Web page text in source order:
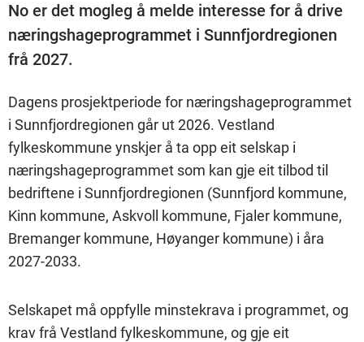
No er det mogleg å melde interesse for å drive
næringshageprogrammet i Sunnfjordregionen
frå 2027.
Dagens prosjektperiode for næringshageprogrammet
i Sunnfjordregionen går ut 2026. Vestland
fylkeskommune ynskjer å ta opp eit selskap i
næringshageprogrammet som kan gje eit tilbod til
bedriftene i Sunnfjordregionen (Sunnfjord kommune,
Kinn kommune, Askvoll kommune, Fjaler kommune,
Bremanger kommune, Høyanger kommune) i åra
2027-2033.
Selskapet må oppfylle minstekrava i programmet, og
krav frå Vestland fylkeskommune, og gje eit